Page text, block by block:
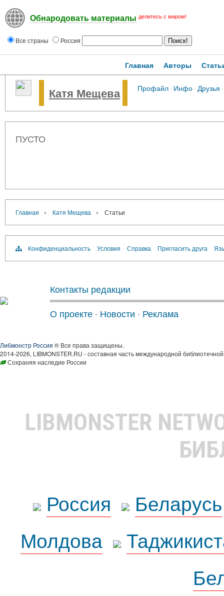
Обнародовать материалы делитесь с миром!
Все страны Россия
Главная Авторы
Катя Мещева Профайл· Инфо· Друзья ·
ПУСТО
Главная › Катя Мещева › Статьи
Конфиденциальность Условия Справка Пригласить друга
Контакты редакции
О проекте · Новости · Реклама
Либмонстр Россия ® Все права защищены.
2014-2026, LIBMONSTER.RU - составная часть международной
Сохраняя наследие России
LIBMONSTER
Россия
Беларусь
Молдова